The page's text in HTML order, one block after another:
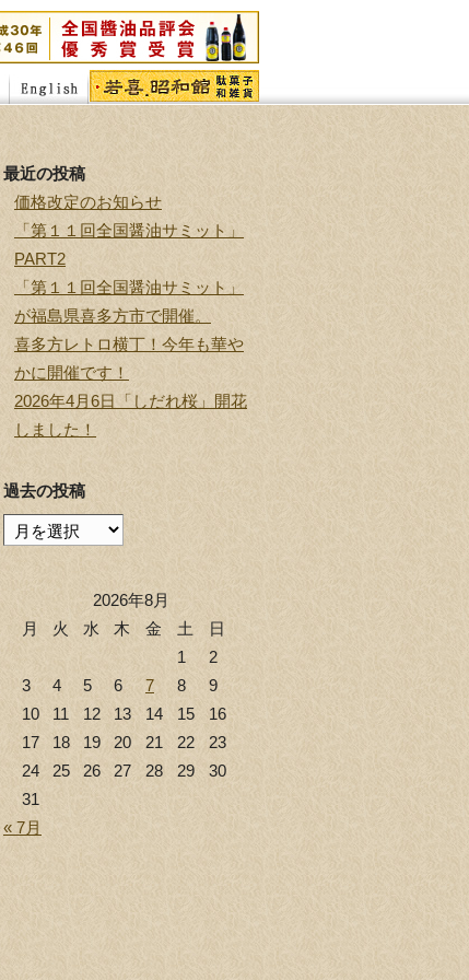
最近の投稿
価格改定のお知らせ
「第１１回全国醤油サミット」
PART2
「第１１回全国醤油サミット」
が福島県喜多方市で開催。
喜多方レトロ横丁！今年も華や
かに開催です！
2026年4月6日「しだれ桜」開花
しました！
過去の投稿
過
去
2026年8月
月
火 水 木 金 土
日
1
2
3
4 5 6 7 8
9
10
11 12 13 14 15
16
17
18 19 20 21 22
23
24
25 26 27 28 29
30
31
« 7月